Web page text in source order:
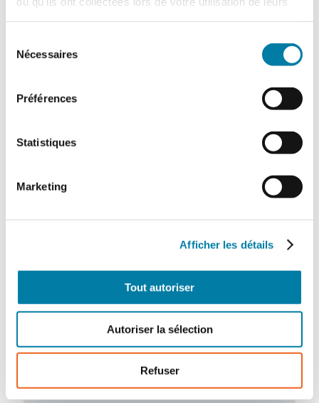
Nécessaires
Préférences
Statistiques
Marketing
Afficher les détails
Tout autoriser
Autoriser la sélection
Refuser